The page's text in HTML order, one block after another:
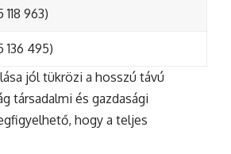
963)
136 495)
jól tükrözi a hosszú távú
társadalmi és gazdasági
hogy a teljes